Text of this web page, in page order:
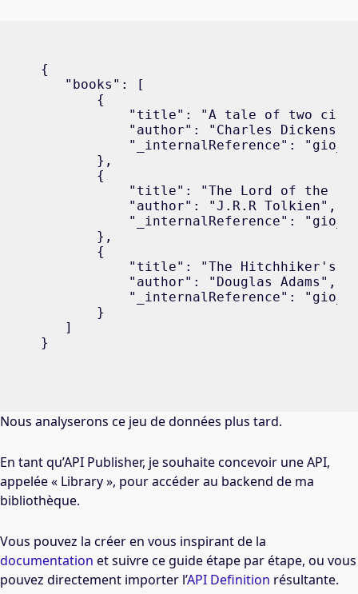
{
   "books": [
       {
"title": "A tale of two
           "author": "Charles Dickens",
"_internalReference":
       },
       {
"title": "The Lord of the
           "author": "J.R.R Tolkien",
"_internalReference":
       },
       {
"title": "The Hitchhiker's
           "author": "Douglas Adams",
"_internalReference":
       }
   ]
}
Nous analyserons ce jeu de données plus tard.
En tant qu’API Publisher, je souhaite concevoir une API,
appelée « Library », pour accéder au backend de ma
bibliothèque.
Vous pouvez la créer en vous inspirant de la
documentation et suivre ce guide étape par étape, ou vous
pouvez directement importer l’API Definition résultante.